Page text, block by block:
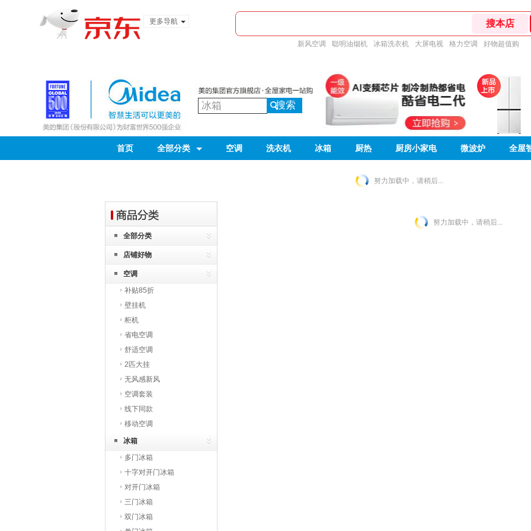
更多导航
新风空调 聪明油烟机 冰箱洗衣机 大屏电视 格力空调 好物超值购
搜索
首页 全部分类 空调 洗衣机 冰箱 厨热 厨房小家电 微波炉 全屋
努力加载中，请稍后...
全部分类
店铺好物
空调
补贴85折
壁挂机
柜机
省电空调
舒适空调
2匹大挂
无风感新风
空调套装
线下同款
移动空调
冰箱
多门冰箱
十字对开门冰箱
对开门冰箱
三门冰箱
双门冰箱
努力加载中，请稍后...